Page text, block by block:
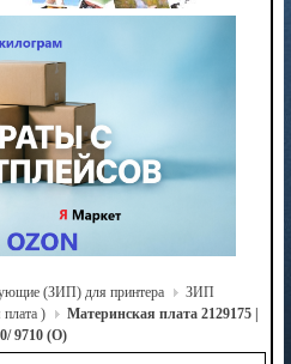
(ЗИП) для принтера
ЗИП
)
Материнская плата 2129175 |
9710 (O)